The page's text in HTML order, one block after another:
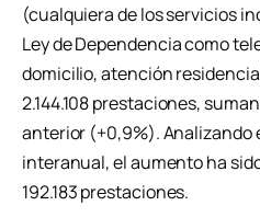
(cualquiera de los servicios
Ley de Dependencia como
domicilio, atención
2.144.108 prestaciones,
anterior (+0,9%). Analizando
interanual, el aumento ha
192.183 prestaciones.